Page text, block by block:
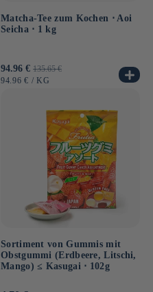
Matcha-Tee zum Kochen ⋅ Aoi
Seicha ⋅ 1 kg
Verkaufspreis
94.96 € Normaler
Preis
135.65 €
GRUNDPREIS
94.96 € / PRO
KG
Sortiment von Gummis mit
Obstgummi (Erdbeere, Litschi,
Mango) ≤ Kasugai ⋅ 102g